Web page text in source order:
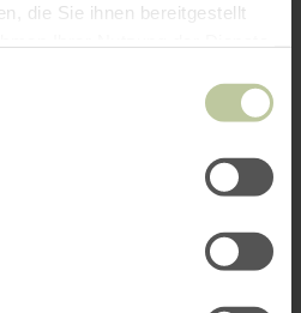
die Sie ihnen bereitgestellt